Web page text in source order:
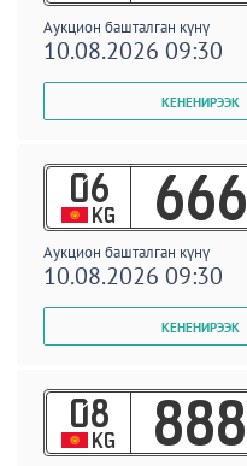
Аукцион башталган күнү
10.08.2026 09:30
06
KG 666
Аукцион башталган күнү
10.08.2026 09:30
08
KG 888